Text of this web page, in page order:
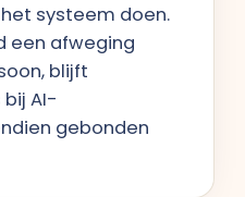
systeem doen.
een afweging
blijft
AI-
gebonden